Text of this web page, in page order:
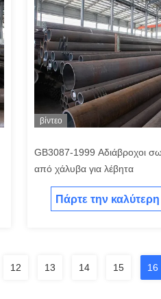
βίντεο
GB3087-1999 Αδιάβροχοι
από χάλυβα για λέβητα
Πάρτε την καλύτερη
12 13 14 15 16